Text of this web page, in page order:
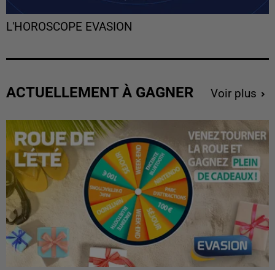
L'HOROSCOPE EVASION
ACTUELLEMENT À GAGNER Voir plus